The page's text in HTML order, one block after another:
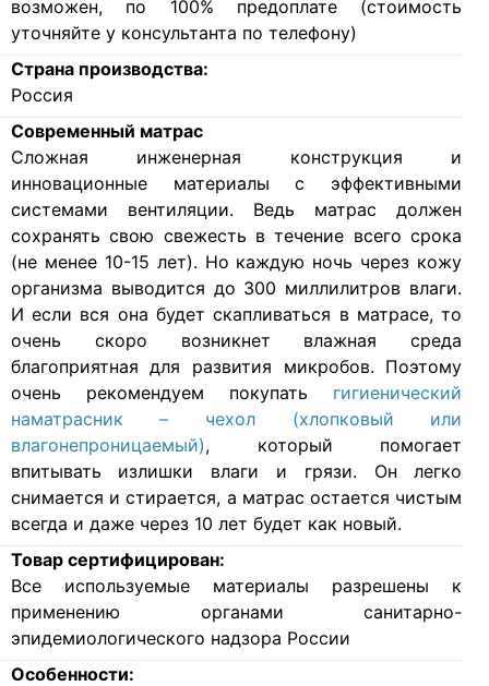
возможен, по 100% предоплате (стоимость
уточняйте у консультанта по телефону)
Страна производства:
Россия
Современный матрас
Cложная инженерная конструкция и
инновационные материалы с эффективными
системами вентиляции. Ведь матрас должен
сохранять свою свежесть в течение всего срока
(не менее 10-15 лет). Но каждую ночь через кожу
организма выводится до 300 миллилитров влаги.
И если вся она будет скапливаться в матрасе, то
очень скоро возникнет влажная среда
благоприятная для развития микробов. Поэтому
очень рекомендуем покупать гигиенический
наматрасник – чехол (хлопковый или
влагонепроницаемый), который помогает
впитывать излишки влаги и грязи. Он легко
снимается и стирается, а матрас остается чистым
всегда и даже через 10 лет будет как новый.
Товар сертифицирован:
Все используемые материалы разрешены к
применению органами санитарно-
эпидемиологического надзора России
Особенности: